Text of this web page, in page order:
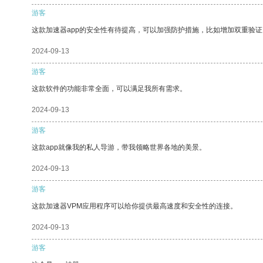
游客
这款加速器app的安全性有待提高，可以加强防护措施，比如增加双重验
2024-09-13
游客
这款软件的功能非常全面，可以满足我所有需求。
2024-09-13
游客
这款app就像我的私人导游，带我领略世界各地的美景。
2024-09-13
游客
这款加速器VPM应用程序可以给你提供最高速度和安全性的连接。
2024-09-13
游客